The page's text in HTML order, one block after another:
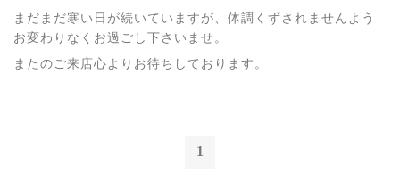
まだまだ寒い日が続いていますが、体調くずされませんよう
お変わりなくお過ごし下さいませ。
またのご来店心よりお待ちしております。
1